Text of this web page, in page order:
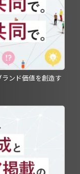
ランド価値を創造す